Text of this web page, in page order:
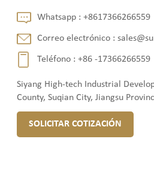
Whatsapp :+8617366266559
Correo electrónico :
Teléfono :+86 -17366266559
Siyang High-tech Industrial
County, Suqian City, Jiangsu
SOLICITAR COTIZACIÓN